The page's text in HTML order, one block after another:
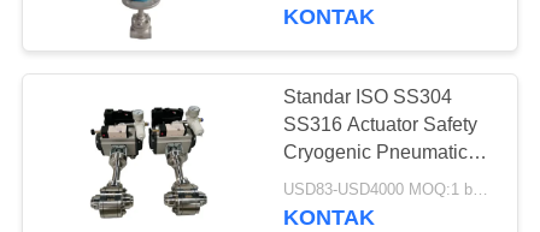
KONTROL
KUALITAS
HUBUNGIKatup Periksa
Kriogenik
KONTAK
Standar ISO SS304
SS316 Actuator Safety
Cryogenic Pneumatic
Valve
USD83-USD4000 MOQ:1 buah
KONTAK